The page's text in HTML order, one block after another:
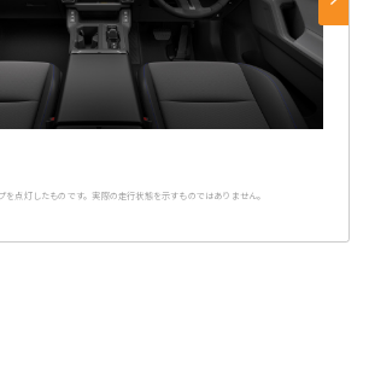
点灯したものです。実際の走行状態を示すものではありません。